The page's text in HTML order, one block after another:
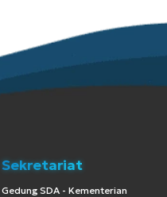
Sekretariat
Gedung SDA - Kementerian